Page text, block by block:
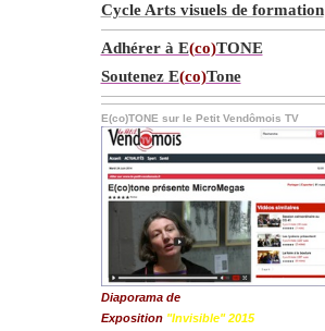
Cycle Arts visuels de formation
Adhérer à E(co)TONE
Soutenez E(co)Tone
E(co)TONE sur le Petit Vendômois TV
Diaporama de
Exposition "Invisible" 2015